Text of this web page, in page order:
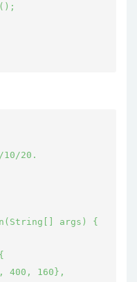
10/20.
args) {
400, 160},